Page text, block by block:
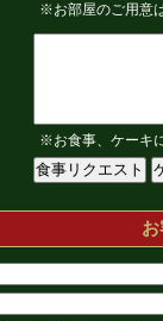
※お部屋のご用意
※お食事、ケーキ